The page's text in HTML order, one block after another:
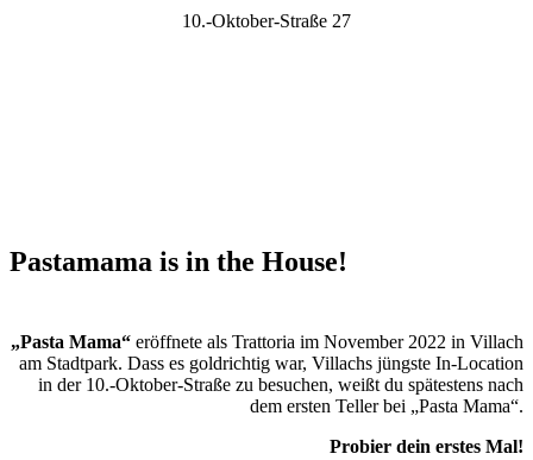
10.-Oktober-Straße 27
Pastamama is in the House!
„Pasta Mama“ eröffnete als Trattoria im November 2022 in Villach
am Stadtpark. Dass es goldrichtig war, Villachs jüngste In-Location
in der 10.-Oktober-Straße zu besuchen, weißt du spätestens nach
dem ersten Teller bei „Pasta Mama“.
Probier dein erstes Mal!